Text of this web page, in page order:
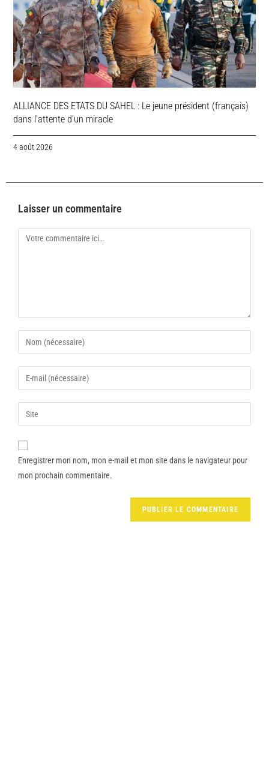
ALLIANCE DES ETATS DU SAHEL : Le jeune président (français)
dans l’attente d’un miracle
4 août 2026
Laisser un commentaire
Enregistrer mon nom, mon e-mail et mon site dans le navigateur pour
mon prochain commentaire.